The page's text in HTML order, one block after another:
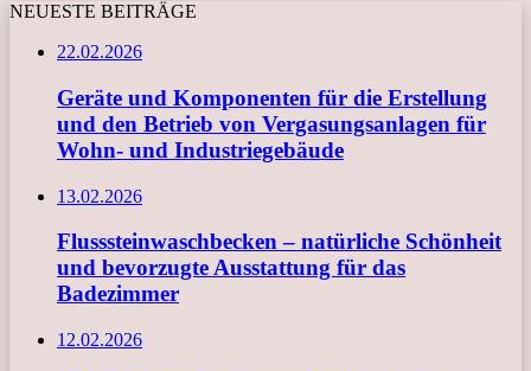
NEUESTE BEITRÄGE
22.02.2026
Geräte und Komponenten für die Erstellung
und den Betrieb von Vergasungsanlagen für
Wohn- und Industriegebäude
13.02.2026
Flusssteinwaschbecken – natürliche Schönheit
und bevorzugte Ausstattung für das
Badezimmer
12.02.2026